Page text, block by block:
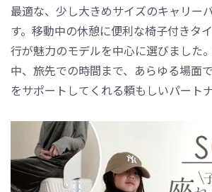
最適な、少し大きめサイズのキャリー
す。移動中の休憩に便利な椅子付きタ
行が魅力のモデルを中心に選びました
中、旅先での時間まで、あらゆる場面
をサポートしてくれる頼もしいパートナ